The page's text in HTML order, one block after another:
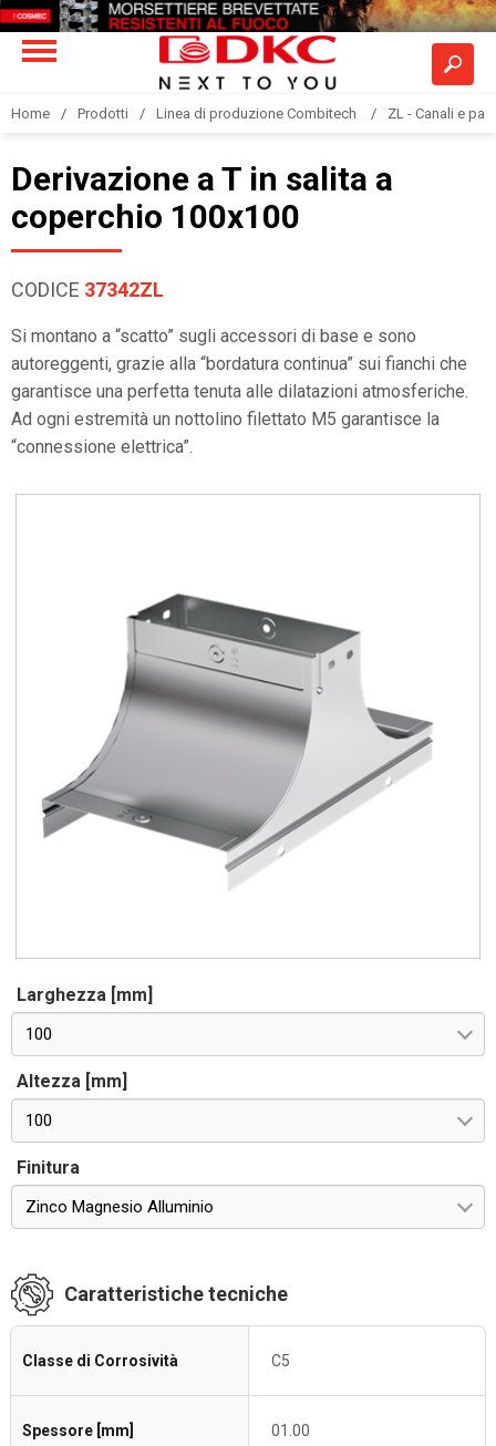
Home Prodotti Linea di produzione Combitech ZL - Canali e
Derivazione a T in salita a
coperchio 100x100
CODICE 37342ZL
Si montano a “scatto” sugli accessori di base e sono
autoreggenti, grazie alla “bordatura continua” sui fianchi che
garantisce una perfetta tenuta alle dilatazioni atmosferiche.
Ad ogni estremità un nottolino filettato M5 garantisce la
“connessione elettrica”.
Larghezza [mm]
100
Altezza [mm]
100
Finitura
Zinco Magnesio Alluminio
Caratteristiche tecniche
Classe di Corrosività C5
Spessore [mm] 01.00